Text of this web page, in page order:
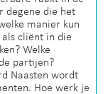
degene die het
manier kun
cliënt in die
Welke
partijen?
Naasten wordt
Hoe werk je